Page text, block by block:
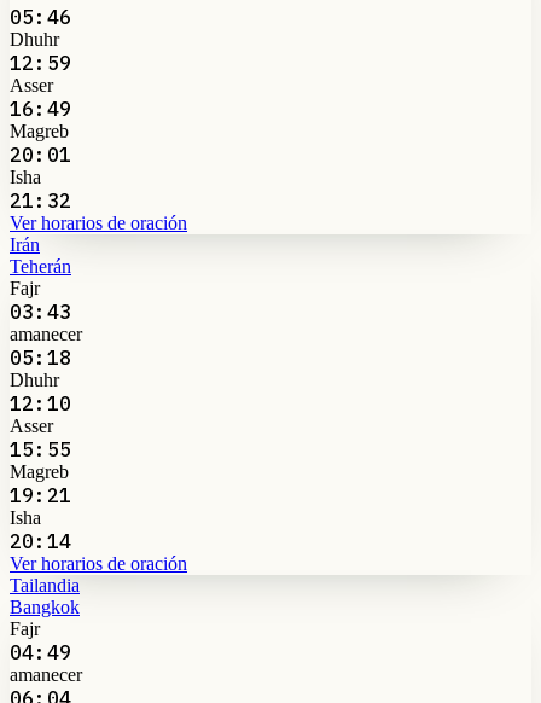
05:46
Dhuhr
12:59
Asser
16:49
Magreb
20:01
Isha
21:32
Ver horarios de oración
Irán
Teherán
Fajr
03:43
amanecer
05:18
Dhuhr
12:10
Asser
15:55
Magreb
19:21
Isha
20:14
Ver horarios de oración
Tailandia
Bangkok
Fajr
04:49
amanecer
06:04